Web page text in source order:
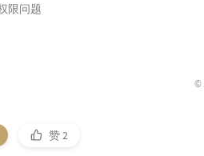
限问题
©
赞2